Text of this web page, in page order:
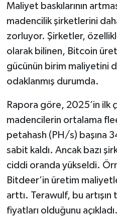
Maliyet baskılarının
madencilik şirketlerini
zorluyor. Şirketler,
olarak bilinen, Bitcoin
gücünün birim maliyetini
odaklanmış durumda.
Rapora göre, 2025’in ilk
madencilerin ortalama
petahash (PH/s) başına
sabit kaldı. Ancak bazı
ciddi oranda yükseldi.
Bitdeer’in üretim
arttı. Terawulf, bu
fiyatları olduğunu